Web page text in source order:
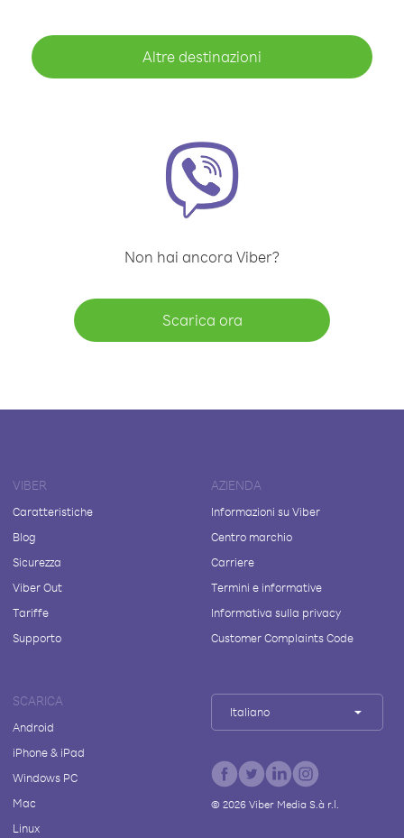
Altre destinazioni
Non hai ancora Viber?
Scarica ora
VIBER
Caratteristiche
Blog
Sicurezza
Viber Out
Tariffe
Supporto
AZIENDA
Informazioni su Viber
Centro marchio
Carriere
Termini e informative
Informativa sulla privacy
Customer Complaints Code
SCARICA
Android
iPhone & iPad
Windows PC
Mac
Linux
Italiano
© 2026Viber Media S.à r.l.